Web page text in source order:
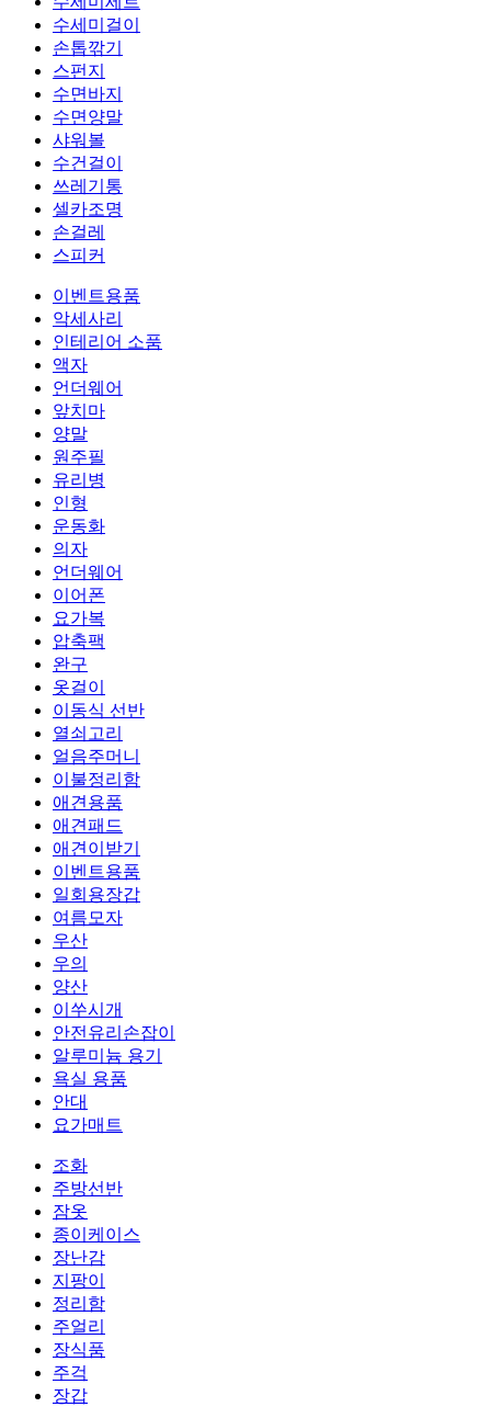
수세미걸이
손톱깎기
스펀지
수면바지
수면양말
샤워볼
수건걸이
쓰레기통
셀카조명
손걸레
스피커
이벤트용품
악세사리
인테리어 소품
액자
언더웨어
앞치마
양말
원주필
유리병
인형
운동화
의자
언더웨어
이어폰
요가복
압축팩
완구
옷걸이
이동식 선반
열쇠고리
얼음주머니
이불정리함
애견용품
애견패드
애견이받기
이벤트용품
일회용장갑
여름모자
우산
우의
양산
이쑤시개
안전유리손잡이
알루미늄 용기
욕실 용품
안대
요가매트
조화
주방선반
잠옷
종이케이스
장난감
지팡이
정리함
주얼리
장식품
주걱
장갑